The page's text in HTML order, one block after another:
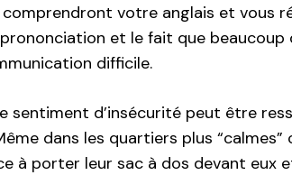
votre anglais et vous
prononciation et le fait que
difficile.
sentiment d’insécurité peut être
dans les quartiers plus “calmes”
à porter leur sac à dos devant eux